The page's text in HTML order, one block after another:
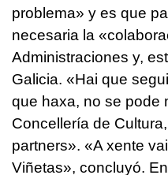
problema» y es que
necesaria la
Administraciones y,
Galicia. «Hai que
que haxa, no se pode
Concellería de
partners». «A xente
Viñetas», concluyó.